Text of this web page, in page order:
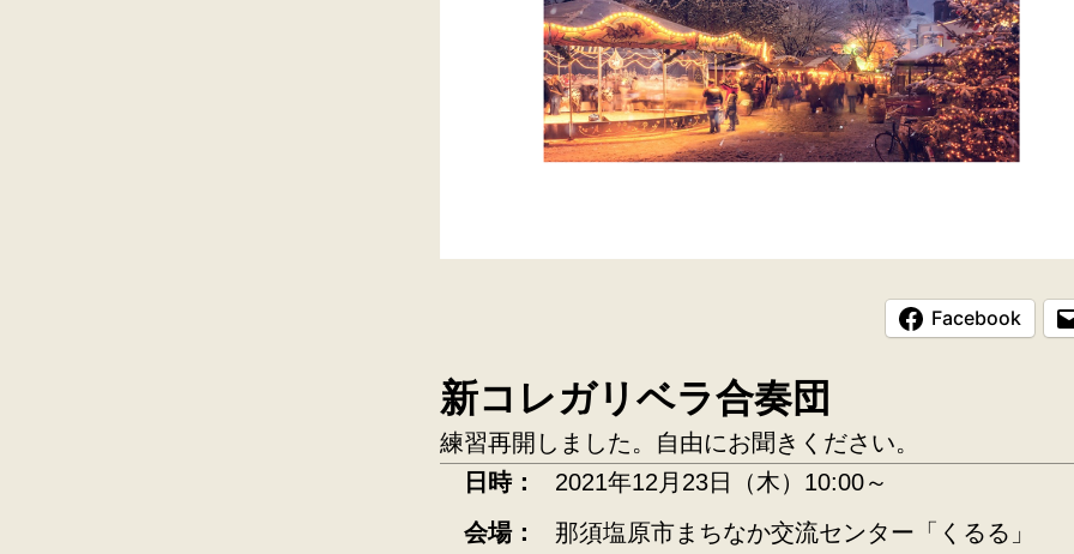
Facebook
新コレガリベラ合奏団
練習再開しました。自由にお聞きください。
日時：
2021年12月23日（木）10:00～
会場：
那須塩原市まちなか交流センター「くるる」